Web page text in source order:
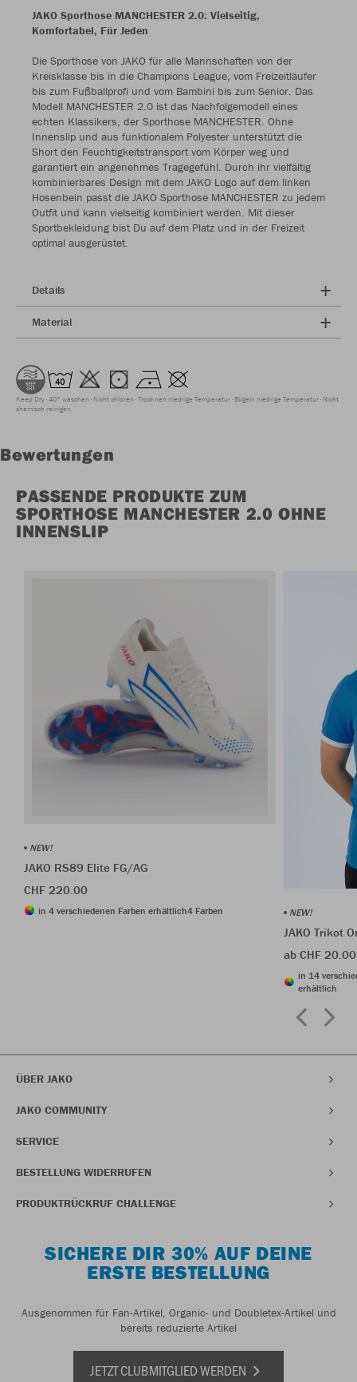
JAKO Sporthose MANCHESTER 2.0: Vielseitig,
Komfortabel, Für Jeden
Die Sporthose von JAKO für alle Mannschaften von der
Kreisklasse bis in die Champions League, vom Freizeitläufer
bis zum Fußballprofi und vom Bambini bis zum Senior. Das
Modell MANCHESTER 2.0 ist das Nachfolgemodell eines
echten Klassikers, der Sporthose MANCHESTER. Ohne
Innenslip und aus funktionalem Polyester unterstützt die
Short den Feuchtigkeitstransport vom Körper weg und
garantiert ein angenehmes Tragegefühl. Durch ihr vielfältig
kombinierbares Design mit dem JAKO Logo auf dem linken
Hosenbein passt die JAKO Sporthose MANCHESTER zu jedem
Outfit und kann vielseitig kombiniert werden. Mit dieser
Sportbekleidung bist Du auf dem Platz und in der Freizeit
optimal ausgerüstet.
Details
Material
Keep Dry 40° waschen Nicht chloren Trocknen niedrige Temperatur Bügeln niedrige Temperatur Nicht
chemisch reinigen
Bewertungen
PASSENDE PRODUKTE ZUM
SPORTHOSE MANCHESTER 2.0 OHNE
INNENSLIP
NEW!
JAKO RS89 Elite FG/AG
CHF 220.00
in 4 verschiedenen Farben erhältlich4 Farben NEW!
JAKO Trikot
ab CHF 20.00
in 14
erhältlich
ÜBER JAKO
JAKO COMMUNITY
SERVICE
BESTELLUNG WIDERRUFEN
PRODUKTRÜCKRUF CHALLENGE
SICHERE DIR 30% AUF DEINE
ERSTE BESTELLUNG
Ausgenommen für Fan-Artikel, Organic- und Doubletex-Artikel und
bereits reduzierte Artikel
JETZT CLUBMITGLIED WERDEN